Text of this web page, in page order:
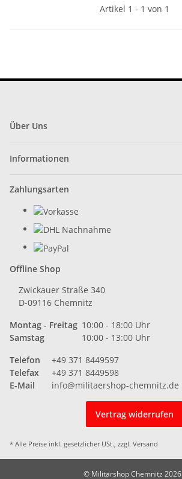
Artikel 1 - 1 von 1
Über Uns
Informationen
Zahlungsarten
Offline Shop
Zwickauer Straße 340
D-09116 Chemnitz
Montag - Freitag 10:00 - 18:00 Uhr
Samstag
10:00 - 13:00 Uhr
Telefon
+49 371 8449597
Telefax
+49 371 8449598
E-Mail
info@militaershop-chemnitz.de
Vertrag widerrufen
* Alle Preise inkl. gesetzlicher USt., zzgl. Versand
© Militärshop Chemnitz 2026